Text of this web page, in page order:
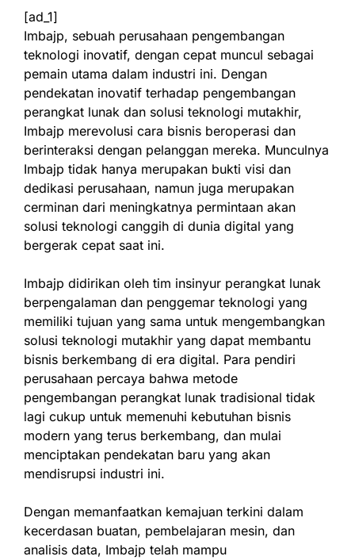
[ad_1]
Imbajp, sebuah perusahaan pengembangan
teknologi inovatif, dengan cepat muncul sebagai
pemain utama dalam industri ini. Dengan
pendekatan inovatif terhadap pengembangan
perangkat lunak dan solusi teknologi mutakhir,
Imbajp merevolusi cara bisnis beroperasi dan
berinteraksi dengan pelanggan mereka. Munculnya
Imbajp tidak hanya merupakan bukti visi dan
dedikasi perusahaan, namun juga merupakan
cerminan dari meningkatnya permintaan akan
solusi teknologi canggih di dunia digital yang
bergerak cepat saat ini.
Imbajp didirikan oleh tim insinyur perangkat lunak
berpengalaman dan penggemar teknologi yang
memiliki tujuan yang sama untuk mengembangkan
solusi teknologi mutakhir yang dapat membantu
bisnis berkembang di era digital. Para pendiri
perusahaan percaya bahwa metode
pengembangan perangkat lunak tradisional tidak
lagi cukup untuk memenuhi kebutuhan bisnis
modern yang terus berkembang, dan mulai
menciptakan pendekatan baru yang akan
mendisrupsi industri ini.
Dengan memanfaatkan kemajuan terkini dalam
kecerdasan buatan, pembelajaran mesin, dan
analisis data, Imbajp telah mampu